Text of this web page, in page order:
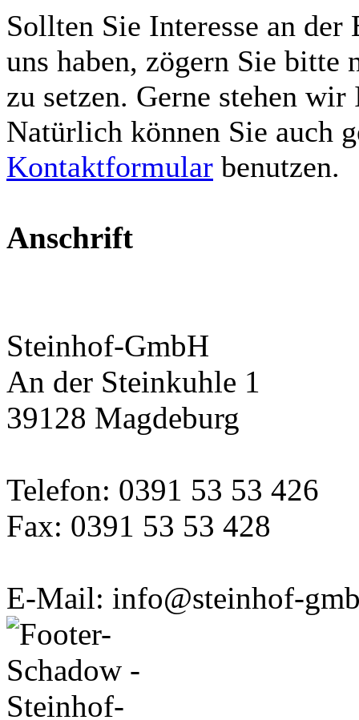
Sollten Sie Interesse an
uns haben, zögern Sie
zu setzen. Gerne stehen
Natürlich können Sie auch
Kontaktformular benutzen.
Anschrift
Steinhof-GmbH
An der Steinkuhle 1
39128 Magdeburg
Telefon: 0391 53 53 426
Fax: 0391 53 53 428
E-Mail: info@steinhof-